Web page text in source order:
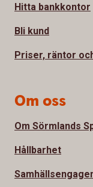
Hitta bankkontor
Bli kund
Priser, räntor
Om oss
Om Sörmlands
Hållbarhet